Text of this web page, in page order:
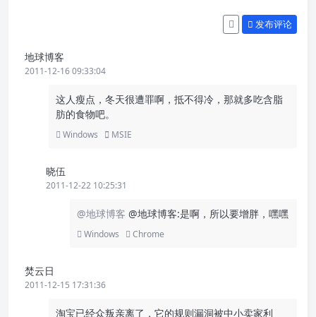
发布评论
地球博客
2011-12-16 09:33:04
这人瘦点，冬天很遭罪啊，抵不得冷，那就多吃含脂
肪的食物吧。
Windows MSIE
晓伍
2011-12-22 10:25:31
@地球博客 @地球博客:是啊，所以要增胖，嘿嘿
Windows Chrome
焚云日
2011-12-15 17:31:36
淘宝已经众叛亲离了，它的规则漏洞被中小卖家利